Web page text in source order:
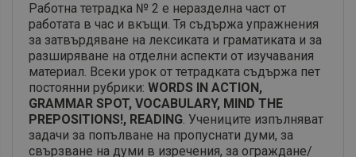
Работна тетрадка № 2 е неразделна част от
работата в час и вкъщи. Тя съдържа упражнения
за затвърдяване на лексиката и граматиката и за
разширяване на отделни аспекти от изучавания
материал. Всеки урок от тетрадката съдържа пет
постоянни рубрики: WORDS IN ACTION,
GRAMMAR SPOT, VOCABULARY, MIND THE
PREPOSITIONS!, READING. Учениците изпълняват
задачи за попълване на пропуснати думи, за
свързване на думи в изречения, за ограждане/